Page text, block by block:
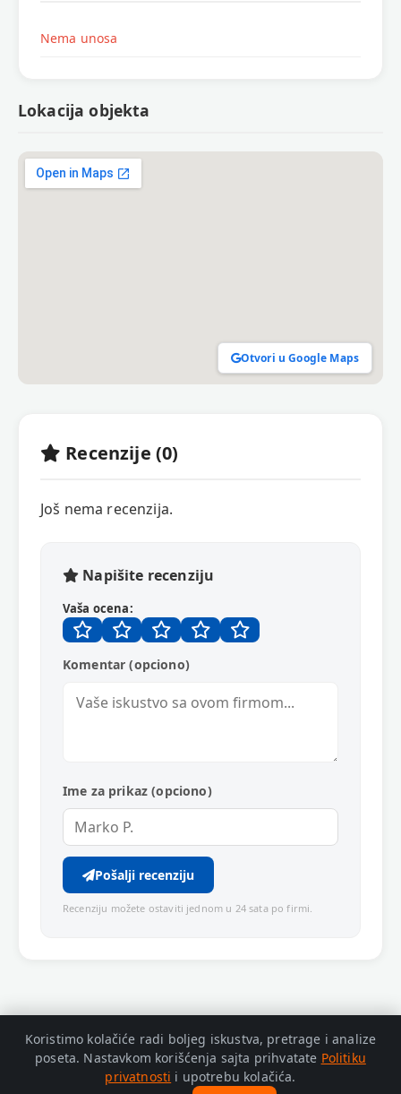
Nema unosa
Lokacija objekta
Otvori u Google Maps
Recenzije (0)
Još nema recenzija.
Napišite recenziju
Vaša ocena:
Komentar (opciono)
Ime za prikaz (opciono)
Pošalji recenziju
Recenziju možete ostaviti jednom u 24 sata po firmi.
© 2026 Zaječar Info. Adresa: Trg Oslobođenja bb, Zaječar.
Koristimo kolačiće radi boljeg iskustva, pretrage i analize
poseta. Nastavkom korišćenja sajta prihvatate Politiku
privatnosti i upotrebu kolačića.